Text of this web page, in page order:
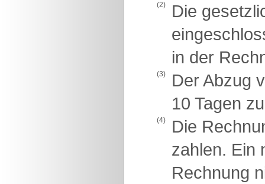
(2)
Die
in der
(3)
Der Abzug
10 Tagen
(4)
Die
zahlen. Ein
Rechnung